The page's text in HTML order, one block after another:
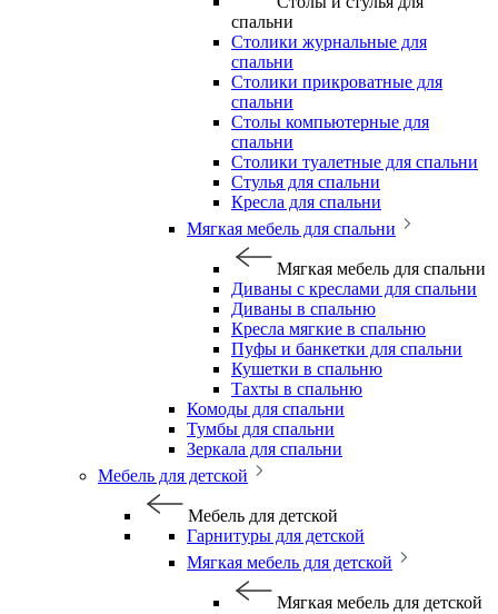
спальни
Столики журнальные для
спальни
Столики прикроватные для
спальни
Столы компьютерные для
спальни
Столики туалетные для спальни
Стулья для спальни
Кресла для спальни
Мягкая мебель для спальни
Мягкая мебель для спальни
Диваны с креслами для спальни
Диваны в спальню
Кресла мягкие в спальню
Пуфы и банкетки для спальни
Кушетки в спальню
Тахты в спальню
Комоды для спальни
Тумбы для спальни
Зеркала для спальни
Мебель для детской
Мебель для детской
Гарнитуры для детской
Мягкая мебель для детской
Мягкая мебель для детской